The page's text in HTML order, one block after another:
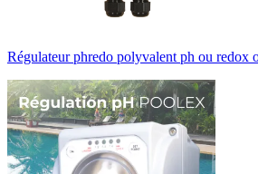
Régulateur phredo polyvalent ph ou redox